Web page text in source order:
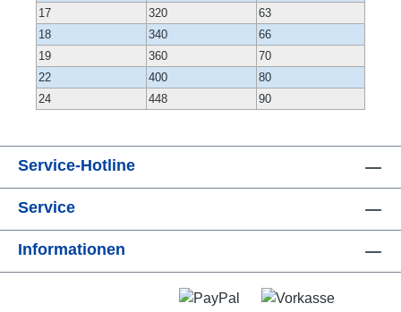
17
320
63
18
340
66
19
360
70
22
400
80
24
448 90
Service-Hotline
Service
Informationen